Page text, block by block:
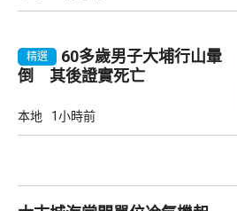
精選
60多歲男子大埔行山暈
倒 其後證實死亡
本地 1小時前